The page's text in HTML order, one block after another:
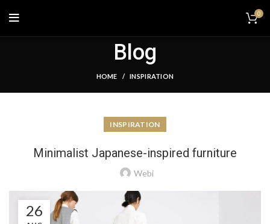
0
Blog
HOME INSPIRATION
INSPIRATION
Minimalist Japanese-inspired furniture
Webi
26